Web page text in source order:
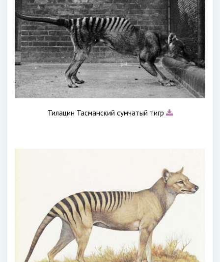
Тилацин Тасманский сумчатый тигр